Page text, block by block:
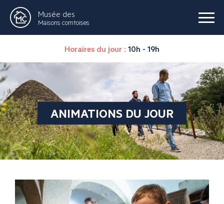
Musée des
Maisons comtoises
Horaires du jour : 10h - 19h
ANIMATIONS DU JOUR